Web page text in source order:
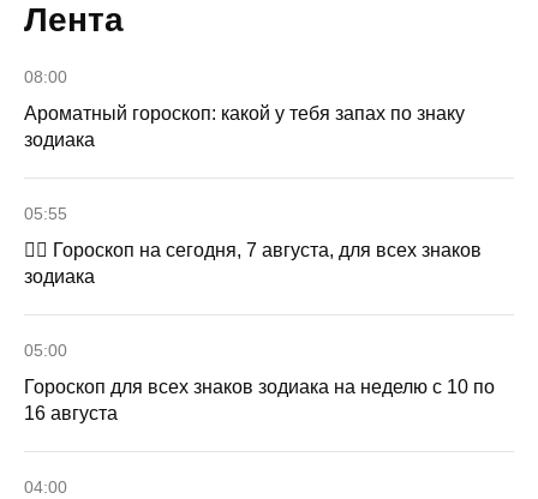
Лента
08:00
Ароматный гороскоп: какой у тебя запах по знаку
зодиака
05:55
🧙‍♀ Гороскоп на сегодня, 7 августа, для всех знаков
зодиака
05:00
Гороскоп для всех знаков зодиака на неделю с 10 по
16 августа
04:00